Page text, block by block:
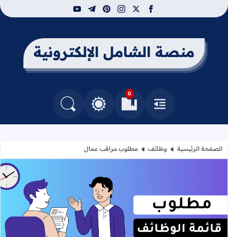
facebook
x
instagram
pinterest
telegram
youtube
منصة الشامل الإلكترونية
القائمة
0
العلامات المرجعيةالتغيير بين الوضع النهاري والداكن
البحث في المدونة
الصفحة الرئيسية وظائف مطلوب مراقب عمال
مطلوب مراقب عمال